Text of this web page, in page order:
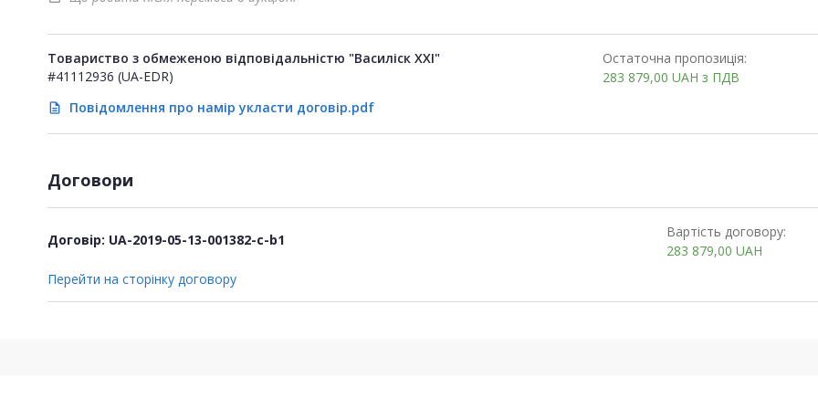
Товариство з обмеженою відповідальністю "Василіск ХХІ"
#41112936 (UA-EDR)
description Повідомлення про намір укласти договір.pdf
Остаточна пропозиція:
283 879,00 UAH з ПДВ
Договори
Договір: UA-2019-05-13-001382-c-b1
Вартість договору:
283 879,00 UAH
Перейти на сторінку договору